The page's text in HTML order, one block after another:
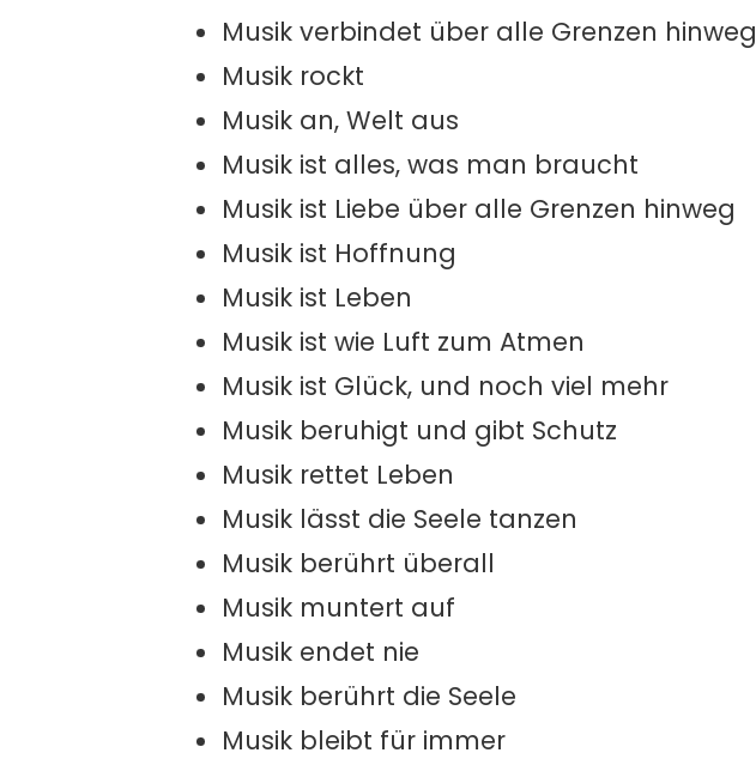
Musik verbindet über alle Grenzen hinweg
Musik rockt
Musik an, Welt aus
Musik ist alles, was man braucht
Musik ist Liebe über alle Grenzen hinweg
Musik ist Hoffnung
Musik ist Leben
Musik ist wie Luft zum Atmen
Musik ist Glück, und noch viel mehr
Musik beruhigt und gibt Schutz
Musik rettet Leben
Musik lässt die Seele tanzen
Musik berührt überall
Musik muntert auf
Musik endet nie
Musik berührt die Seele
Musik bleibt für immer